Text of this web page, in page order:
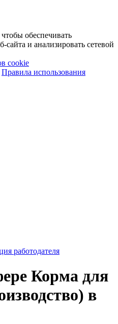
обеспечивать
и анализировать сетевой
cookie
Правила использования
работодателя
Корма для
в